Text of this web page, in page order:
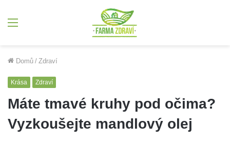
Domů / Zdraví
Krása Zdraví
Máte tmavé kruhy pod očima?
Vyzkoušejte mandlový olej